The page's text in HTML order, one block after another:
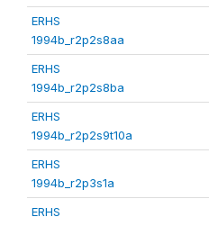
ERHS
1994b_r2p2s8aa
ERHS
1994b_r2p2s8ba
ERHS
1994b_r2p2s9t10a
ERHS
1994b_r2p3s1a
ERHS